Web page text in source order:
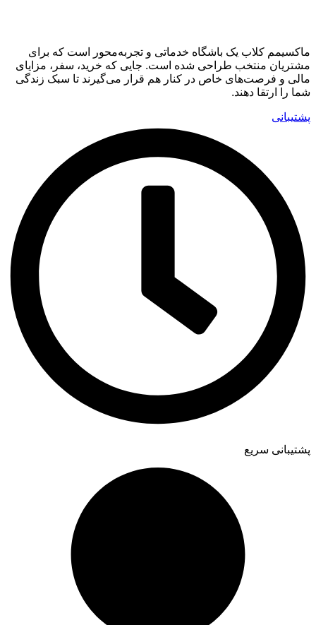
ماکسیمم کلاب یک باشگاه خدماتی و تجربه‌محور است که برای
مشتریان منتخب طراحی شده است. جایی که خرید، سفر، مزایای
مالی و فرصت‌های خاص در کنار هم قرار می‌گیرند تا سبک زندگی
شما را ارتقا دهند.
پشتیبانی
پشتیبانی سریع